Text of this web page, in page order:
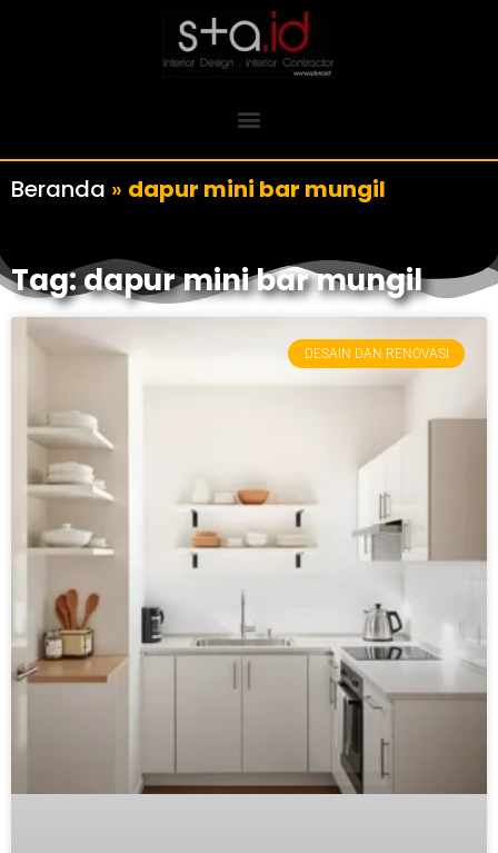
Beranda » dapur mini bar mungil
Tag: dapur mini bar mungil
DESAIN DAN RENOVASI